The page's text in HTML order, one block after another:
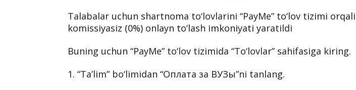
Talabalar uchun shartnoma to‘lovlarini “PayMe” to‘lov tizimi orqali
komissiyasiz (0%) onlayn to‘lash imkoniyati yaratildi
Buning uchun “PayMe” to‘lov tizimida “To‘lovlar” sahifasiga kiring.
1. “Ta’lim” bo‘limidan “Оплата за ВУЗы”ni tanlang.